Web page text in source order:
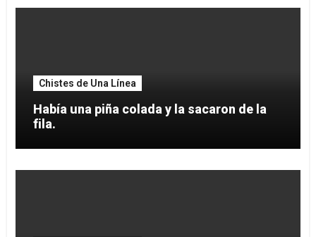
Chistes de Una Línea
Había una piña colada y la sacaron de la
fila.